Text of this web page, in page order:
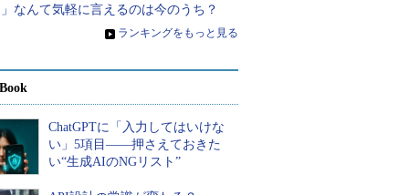
なんて気軽に言えるのは今のうち？
» ランキングをもっと見る
ChatGPTに「入力してはいけな
い」5項目――押さえておきた
い“生成AIのNGリスト”